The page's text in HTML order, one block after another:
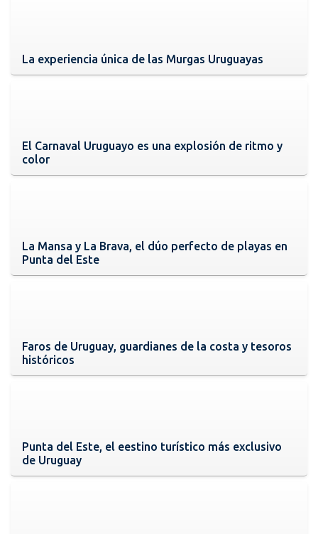
La experiencia única de las Murgas Uruguayas
El Carnaval Uruguayo es una explosión de ritmo y
color
La Mansa y La Brava, el dúo perfecto de playas en
Punta del Este
Faros de Uruguay, guardianes de la costa y tesoros
históricos
Punta del Este, el eestino turístico más exclusivo
de Uruguay